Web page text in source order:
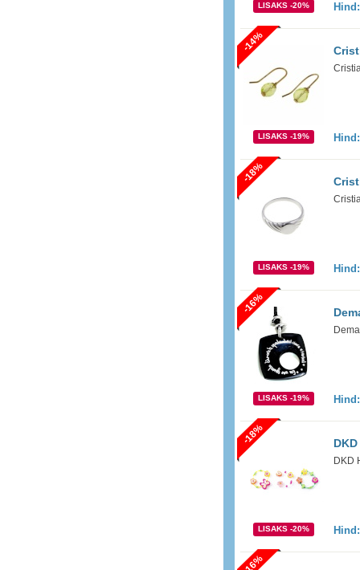
LISAKS -20%
LISAKS -19%
-14%
LISAKS -19%
-18%
LISAKS -19%
-16%
DKD
LISAKS -20%
-18%
-16%